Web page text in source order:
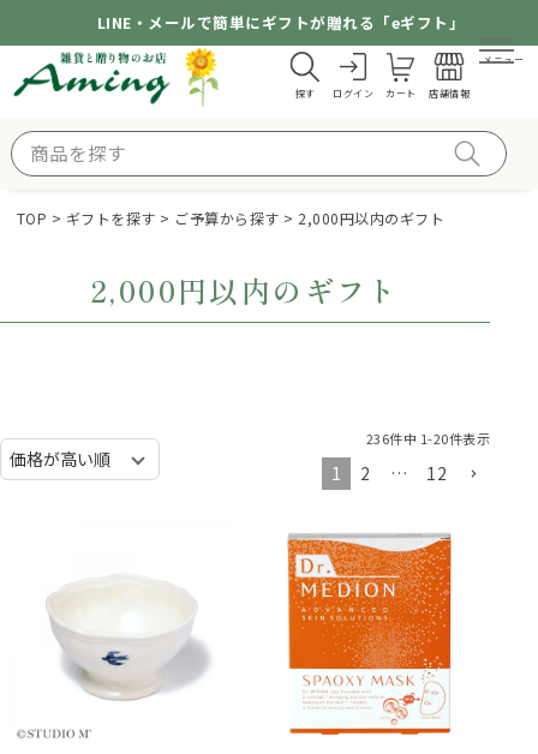
LINE・メールで簡単にギフトが贈れる「eギフト」
探す ログイン カート 店舗情報
メニュー
TOP ギフトを探す ご予算から探す 2,000円以内のギフト
2,000円以内のギフト
236件中 1-20件表示
1 2 … 12